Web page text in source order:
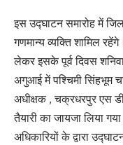
इस उद्घाटन समारोह में
गणमान्य व्यक्ति शामिल
लेकर इसके पूर्व दिवस
अगुआई में पश्चिमी सिंहभूम
अधीक्षक , चक्रधरपुर एस
तैयारी का जायजा लिया
अधिकारियों के द्वारा